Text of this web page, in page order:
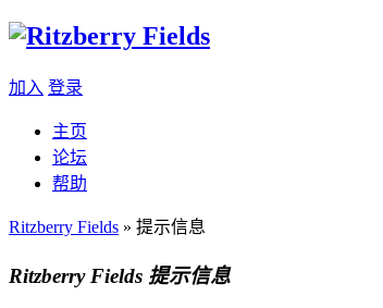
加入 登录
主页
论坛
帮助
Ritzberry Fields » 提示信息
Ritzberry Fields 提示信息